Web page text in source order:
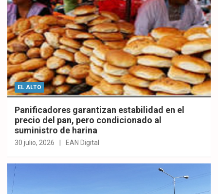
EL ALTO
Panificadores garantizan estabilidad en el
precio del pan, pero condicionado al
suministro de harina
30 julio, 2026 EAN Digital